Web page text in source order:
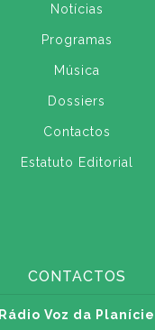
Notícias
Programas
Música
Dossiers
Contactos
Estatuto Editorial
CONTACTOS
Rádio Voz da Planície